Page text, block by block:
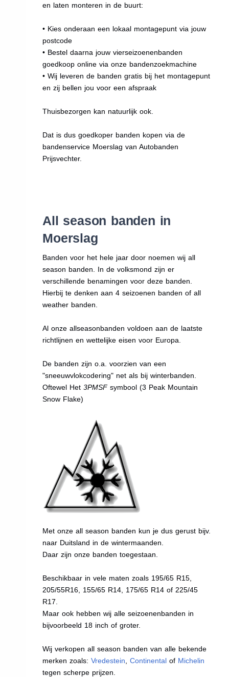
en laten monteren in de buurt:
• Kies onderaan een lokaal montagepunt via jouw
postcode
• Bestel daarna jouw vierseizoenenbanden
goedkoop online via onze bandenzoekmachine
• Wij leveren de banden gratis bij het montagepunt
en zij bellen jou voor een afspraak
Thuisbezorgen kan natuurlijk ook.
Dat is dus goedkoper banden kopen via de
bandenservice Moerslag van Autobanden
Prijsvechter.
All season banden in
Moerslag
Banden voor het hele jaar door noemen wij all
season banden. In de volksmond zijn er
verschillende benamingen voor deze banden.
Hierbij te denken aan 4 seizoenen banden of all
weather banden.
Al onze allseasonbanden voldoen aan de laatste
richtlijnen en wettelijke eisen voor Europa.
De banden zijn o.a. voorzien van een
"sneeuwvlokcodering" net als bij winterbanden.
Oftewel Het3PMSFsymbool (3 Peak Mountain
Snow Flake)
Met onze all season banden kun je dus gerust bijv.
naar Duitsland in de wintermaanden.
Daar zijn onze banden toegestaan.
Beschikbaar in vele maten zoals 195/65 R15,
205/55R16, 155/65 R14, 175/65 R14 of 225/45
R17.
Maar ook hebben wij alle seizoenenbanden in
bijvoorbeeld 18 inch of groter.
Wij verkopen all season banden van alle bekende
merken zoals:Vredestein ,Continental of Michelin
tegen scherpe prijzen.